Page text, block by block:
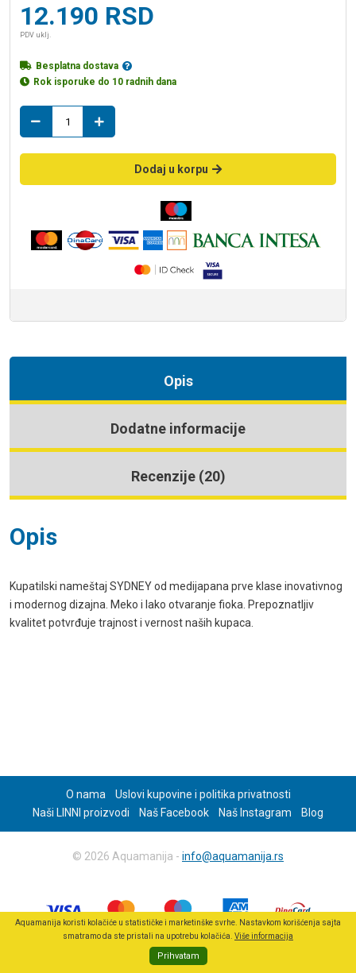
12.190 RSD
PDV uklj.
Besplatna dostava
Rok isporuke do 10 radnih dana
za
kupatilo
SYDNEY
Dodaj u korpu
Opis
Dodatne informacije
Recenzije (20)
Opis
Kupatilski nameštaj SYDNEY od medijapana prve klase inovativnog
i modernog dizajna. Meko i lako otvaranje fioka. Prepoznatljiv
kvalitet potvrđuje trajnost i vernost naših kupaca.
O nama
Uslovi kupovine i politika privatnosti
Naši LINNI proizvodi
Naš Facebook Naš Instagram Blog
© 2026 Aquamanija - info@aquamanija.rs
Aquamanija koristi kolačiće u statističke i marketinške svrhe. Nastavkom korišćenja sajta
smatramo da ste pristali na upotrebu kolačića. Više informacija
Prihvatam